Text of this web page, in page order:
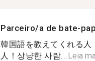
Parceiro/a de bate-
韓国語を教えてくれる人
人！상냥한 사람...Leia